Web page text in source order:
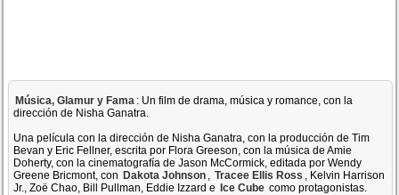
Música, Glamur y Fama : Un film de drama, música y romance, con la
dirección de Nisha Ganatra.
Una película con la dirección de Nisha Ganatra, con la producción de Tim
Bevan y Eric Fellner, escrita por Flora Greeson, con la música de Amie
Doherty, con la cinematografía de Jason McCormick, editada por Wendy
Greene Bricmont, con Dakota Johnson , Tracee Ellis Ross , Kelvin Harrison
Jr., Zoë Chao, Bill Pullman, Eddie Izzard e
Ice Cube como protagonistas.